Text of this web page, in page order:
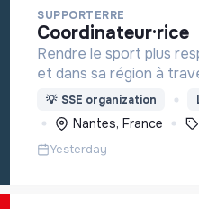
SUPPORTERRE
coordinateur·rice
Rendre le sport plus
et dans sa région à
une recyclerie du sport
sensibilisations -
acteurs sportifs locaux
💡 SSE organization
Nantes, France
Yesterday